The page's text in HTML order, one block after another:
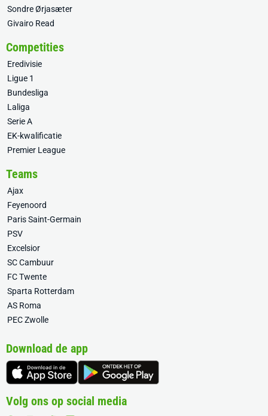
Sondre Ørjasæter
Givairo Read
Competities
Eredivisie
Ligue 1
Bundesliga
Laliga
Serie A
EK-kwalificatie
Premier League
Teams
Ajax
Feyenoord
Paris Saint-Germain
PSV
Excelsior
SC Cambuur
FC Twente
Sparta Rotterdam
AS Roma
PEC Zwolle
Download de app
Volg ons op social media